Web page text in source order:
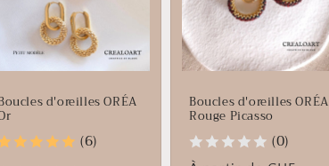
d'oreilles ORÉA
(6)
Boucles d'oreilles ORÉA
Rouge Picasso
(0)